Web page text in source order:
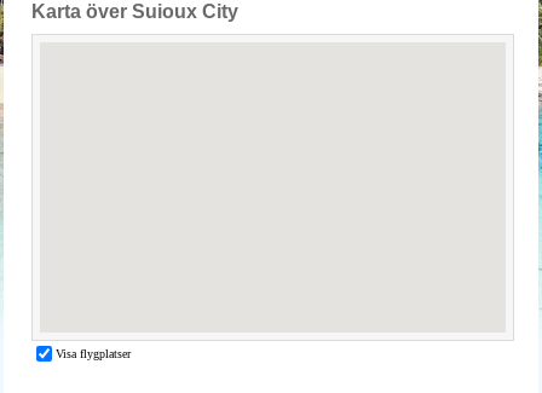
Karta över Suioux City